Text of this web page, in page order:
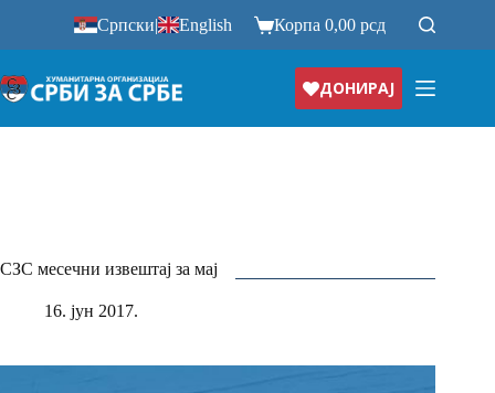
Српски| English Корпа0,00рсд
ДОНИРАЈ
СЗС месечни извештај за мај
16. јун 2017.